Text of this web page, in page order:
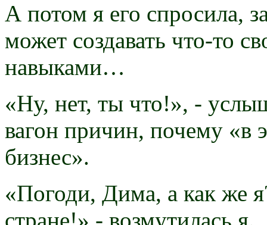
А потом я его спросила,
может создавать что-то
навыками…
«Ну, нет, ты что!», -
вагон причин, почему «в
бизнес».
«Погоди, Дима, а как же